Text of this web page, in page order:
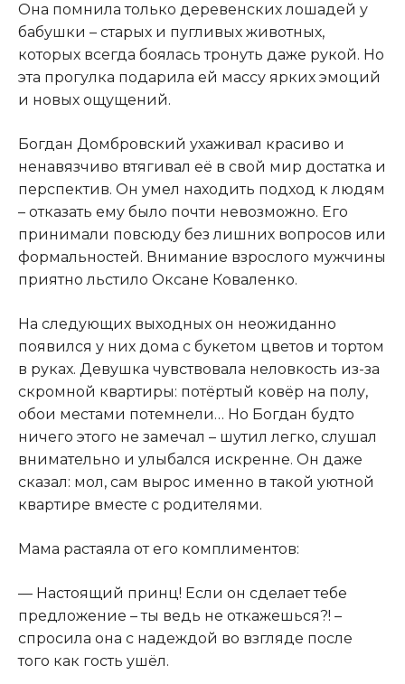
Она помнила только деревенских лошадей у
бабушки – старых и пугливых животных,
которых всегда боялась тронуть даже рукой. Но
эта прогулка подарила ей массу ярких эмоций
и новых ощущений.
Богдан Домбровский ухаживал красиво и
ненавязчиво втягивал её в свой мир достатка и
перспектив. Он умел находить подход к людям
– отказать ему было почти невозможно. Его
принимали повсюду без лишних вопросов или
формальностей. Внимание взрослого мужчины
приятно льстило Оксане Коваленко.
На следующих выходных он неожиданно
появился у них дома с букетом цветов и тортом
в руках. Девушка чувствовала неловкость из-за
скромной квартиры: потёртый ковёр на полу,
обои местами потемнели… Но Богдан будто
ничего этого не замечал – шутил легко, слушал
внимательно и улыбался искренне. Он даже
сказал: мол, сам вырос именно в такой уютной
квартире вместе с родителями.
Мама растаяла от его комплиментов:
— Настоящий принц! Если он сделает тебе
предложение – ты ведь не откажешься?! –
спросила она с надеждой во взгляде после
того как гость ушёл.